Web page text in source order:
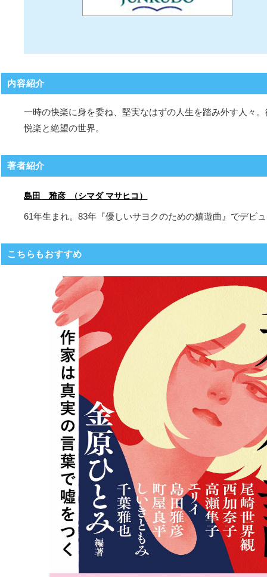
内容紹介
一時の快楽に身を委ね、堅実なはずの人生を踏み外す人々
悦楽と絶望の世界。
著者紹介
島田 雅彦 （シマダ マサヒコ）
61年生まれ。83年『優しいサヨクのための嬉遊曲』でデビ
こちらもおすすめ